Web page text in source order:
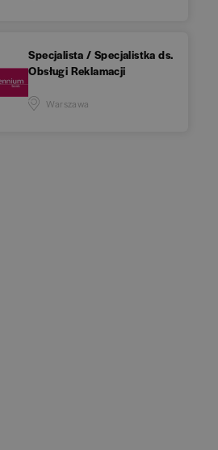
Specjalista / Specjalistka ds.
Obsługi Reklamacji
Warszawa